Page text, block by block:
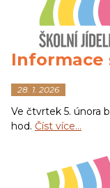
28. 1. 2026
Ve čtvrtek 5. února
hod. Číst více…